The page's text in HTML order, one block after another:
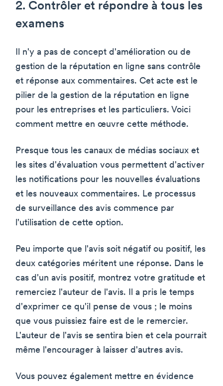
2. Contrôler et répondre à tous les
examens
Il n'y a pas de concept d'amélioration ou de
gestion de la réputation en ligne sans contrôle
et réponse aux commentaires. Cet acte est le
pilier de la gestion de la réputation en ligne
pour les entreprises et les particuliers. Voici
comment mettre en œuvre cette méthode.
Presque tous les canaux de médias sociaux et
les sites d'évaluation vous permettent d'activer
les notifications pour les nouvelles évaluations
et les nouveaux commentaires. Le processus
de surveillance des avis commence par
l'utilisation de cette option.
Peu importe que l'avis soit négatif ou positif, les
deux catégories méritent une réponse. Dans le
cas d'un avis positif, montrez votre gratitude et
remerciez l'auteur de l'avis. Il a pris le temps
d'exprimer ce qu'il pense de vous ; le moins
que vous puissiez faire est de le remercier.
L'auteur de l'avis se sentira bien et cela pourrait
même l'encourager à laisser d'autres avis.
Vous pouvez également mettre en évidence